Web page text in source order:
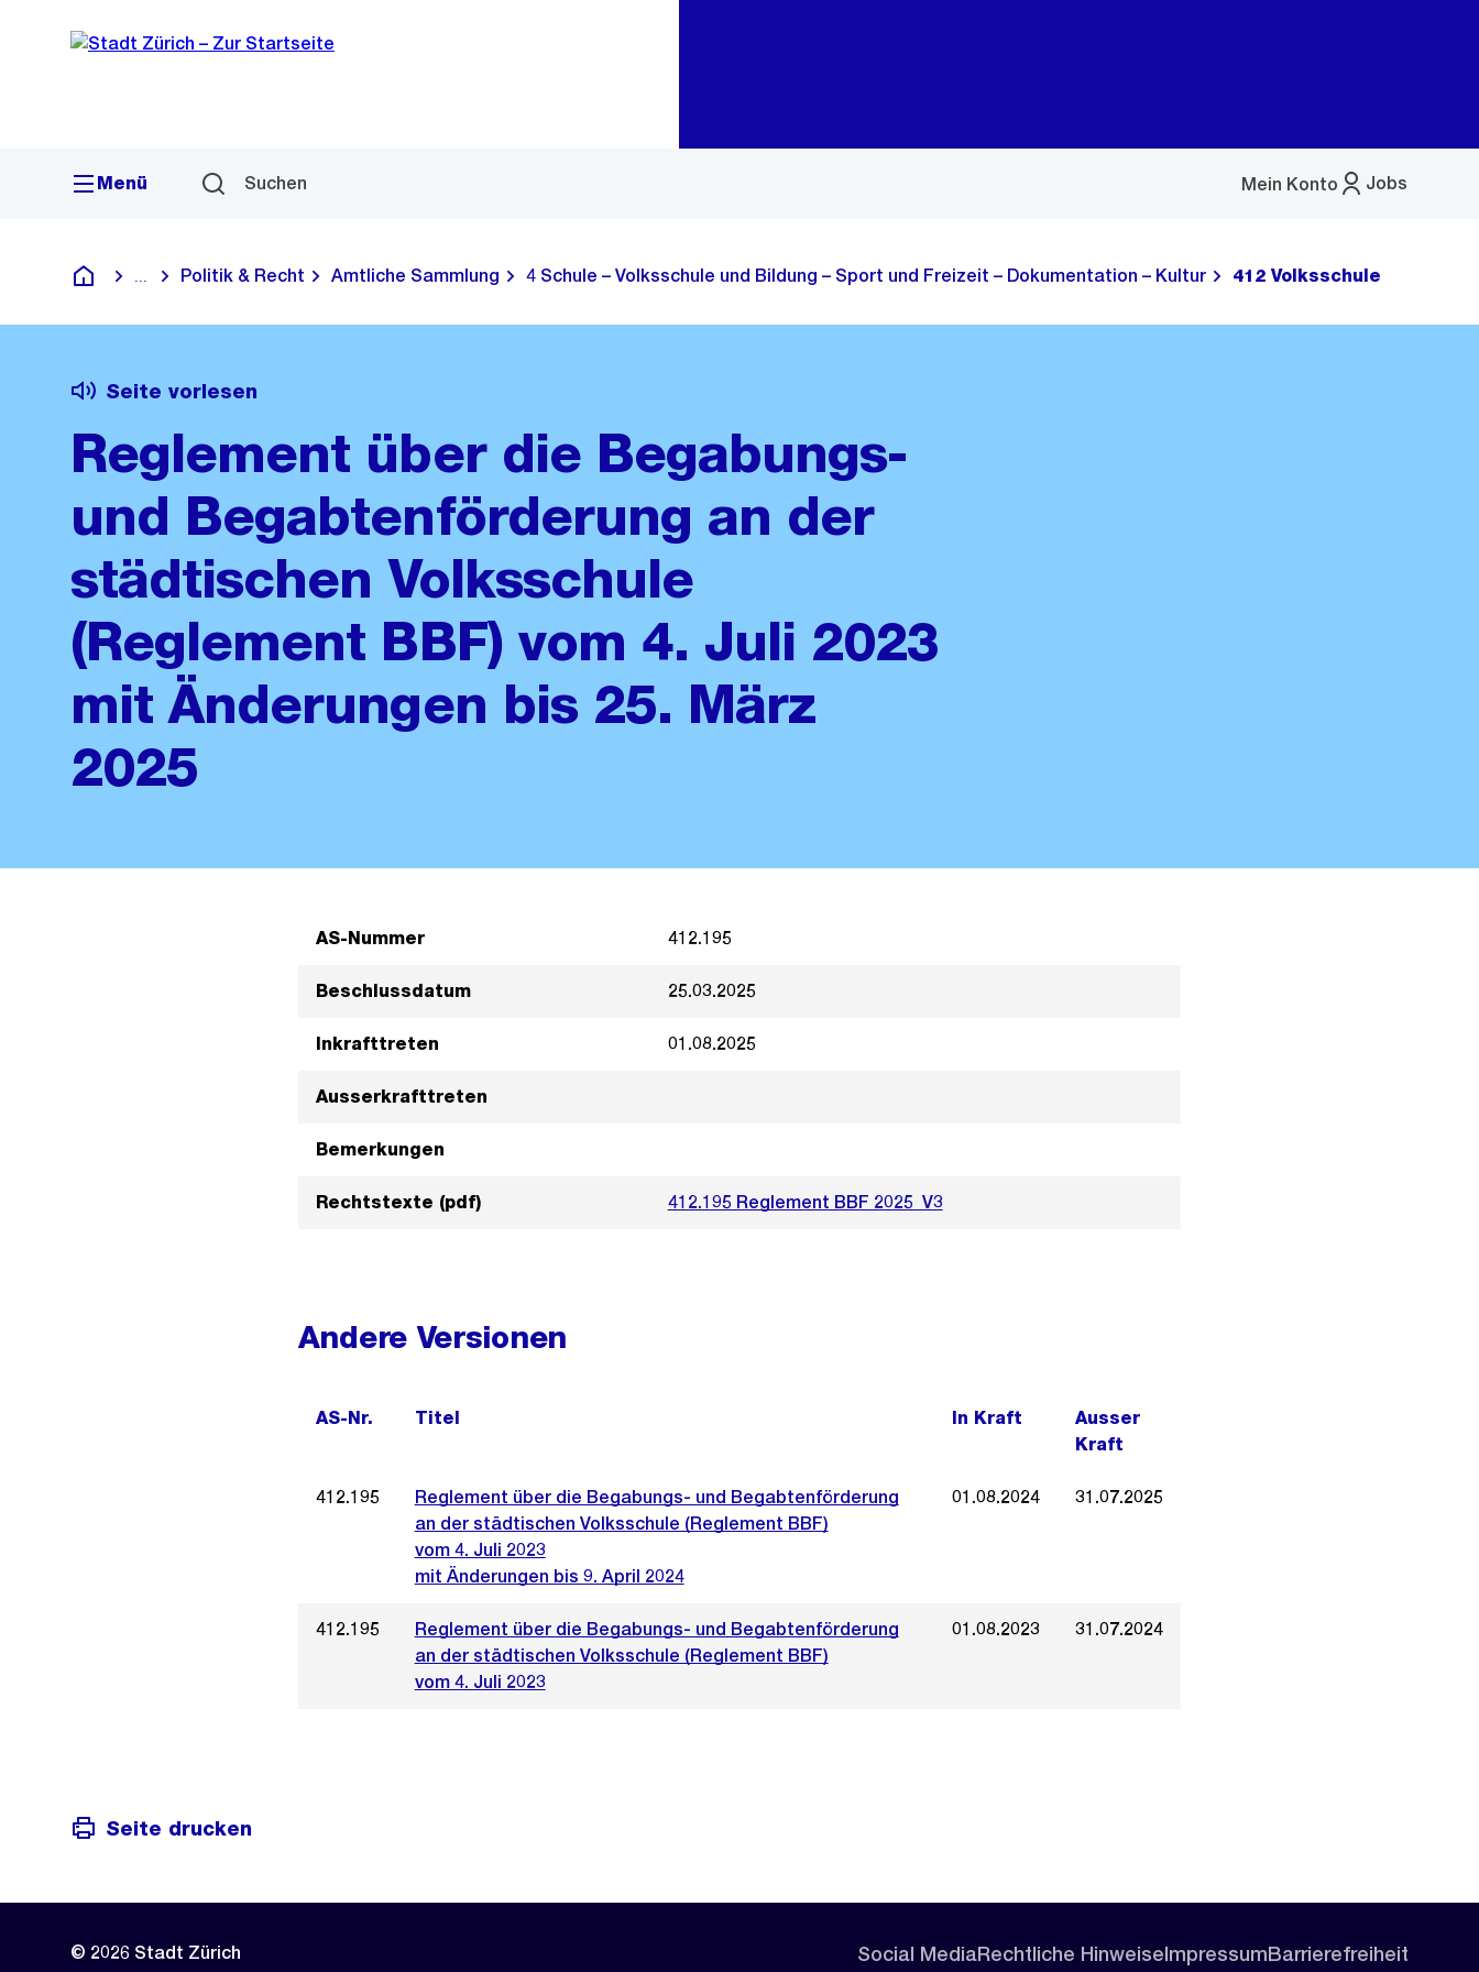
Navigation
Sprunglink
Menü Suchen Jobs
Mein Konto
Menü
Deutsch
Blende alle Breadcrumbs ein
Politik & Recht Amtliche Sammlung 4 Schule – Volksschule und Bildung – Sport und Freizeit – Dokumentation – Kultur 412 Volksschule
Seite vorlesen
Reglement über die Begabungs-
und Begabtenförderung an der
städtischen Volksschule
(Reglement BBF) vom 4. Juli 2023
mit Änderungen bis 25. März
2025
AS-Nummer 412.195
Beschlussdatum 25.03.2025
Inkrafttreten 01.08.2025
Ausserkrafttreten
Bemerkungen
Rechtstexte (pdf) 412.195 Reglement BBF 2025_V3
Andere Versionen
AS-Nr. Titel In Kraft
Ausser
Kraft
412.195
Reglement über die Begabungs- und Begabtenförderung
an der städtischen Volksschule (Reglement BBF)
vom 4. Juli 2023
mit Änderungen bis 9. April 2024
01.08.2024 31.07.2025
412.195
Reglement über die Begabungs- und Begabtenförderung
an der städtischen Volksschule (Reglement BBF)
vom 4. Juli 2023
01.08.2023 31.07.2024
Seite drucken
© 2026 Stadt Zürich Social MediaRechtliche HinweiseImpressumBarrierefreiheit